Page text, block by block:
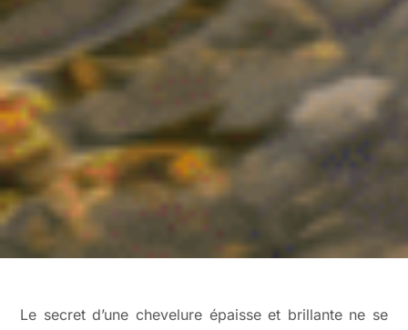
Le secret d’une chevelure épaisse et brillante ne se